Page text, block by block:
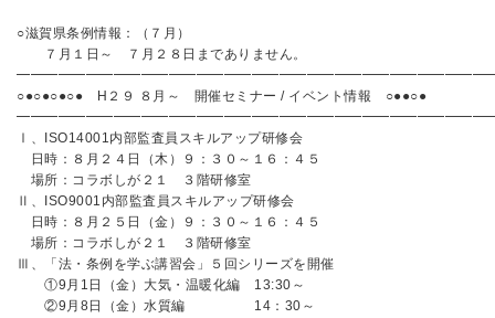
○滋賀県条例情報：（７月）
７月１日～ ７月２８日までありません。
○●○●○●○● H２９ ８月～ 開催セミナー / イベント情報 ○●●○●
Ⅰ、ISO14001内部監査員スキルアップ研修会
日時：８月２４日（木）９：３０～１６：４５
場所：コラボしが２１ ３階研修室
Ⅱ、ISO9001内部監査員スキルアップ研修会
日時：８月２５日（金）９：３０～１６：４５
場所：コラボしが２１ ３階研修室
Ⅲ、「法・条例を学ぶ講習会」５回シリーズを開催
①9月1日（金）大気・温暖化編 13:30～
②9月8日（金）水質編 14：30～